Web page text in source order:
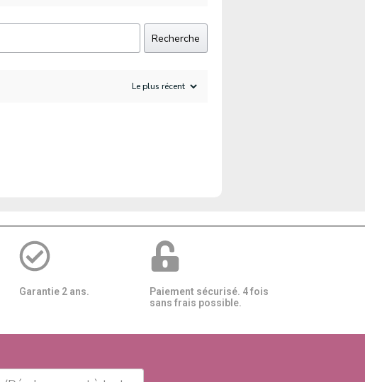
Recherche
Garantie 2 ans.
Paiement sécurisé. 4 fois
sans frais possible.